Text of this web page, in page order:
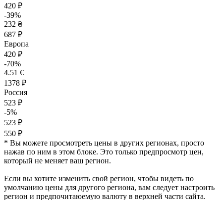
420 ₽
-39%
232 ₴
687 ₽
Европа
420 ₽
-70%
4.51 €
1378 ₽
Россия
523 ₽
-5%
523 ₽
550 ₽
* Вы можете просмотреть цены в других регионах, просто
нажав по ним в этом блоке. Это только предпросмотр цен,
который не меняет ваш регион.
Если вы хотите изменить свой регион, чтобы видеть по
умолчанию цены для другого региона, вам следует настроить
регион и предпочитаюемую валюту в верхней части сайта.